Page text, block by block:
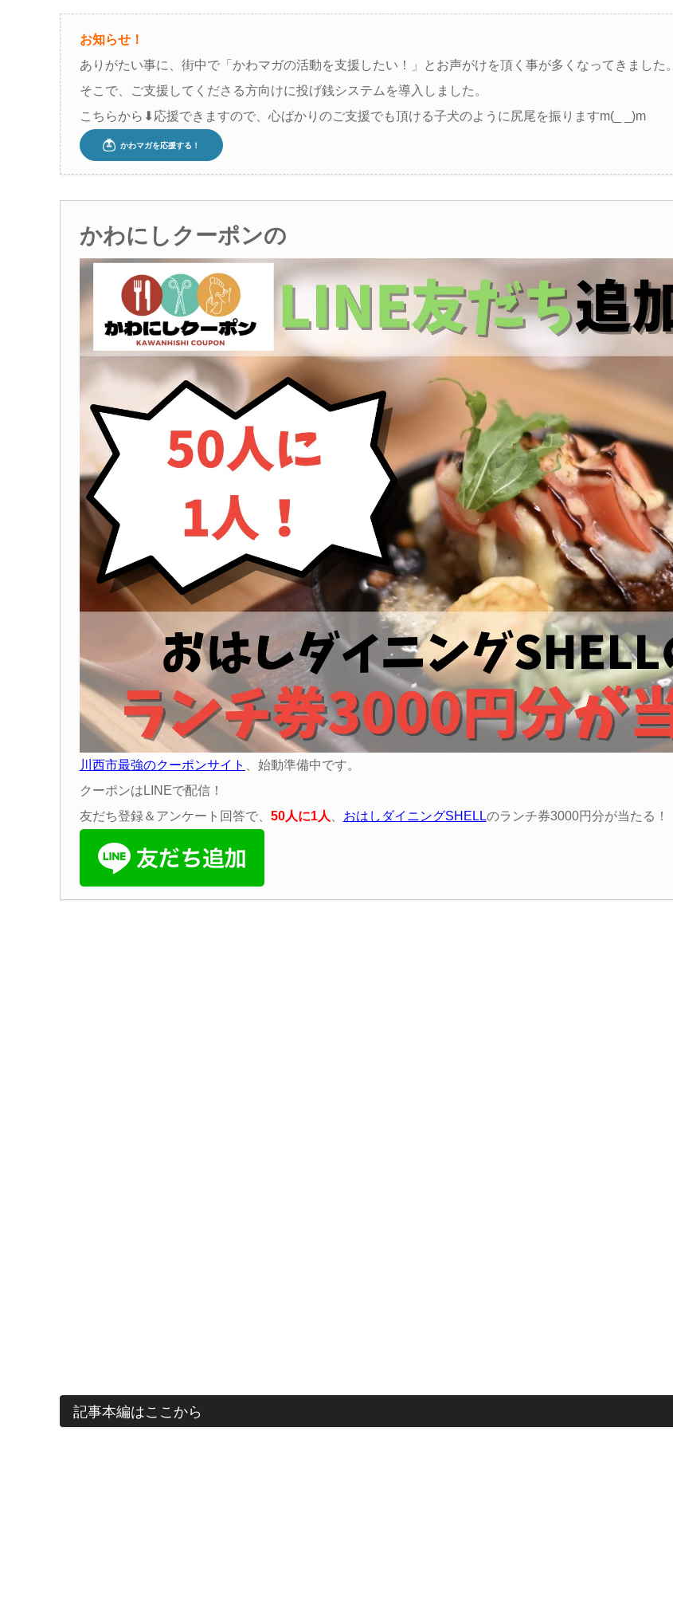
お知らせ！
ありがたい事に、街中で「かわマガの活動を支援したい！」とお声がけを頂く事が多くなってきました。
そこで、ご支援してくださる方向けに投げ銭システムを導入しました。
こちらから⬇︎応援できますので、心ばかりのご支援でも頂ける子犬のように尻尾を振りますm(_ _)m
かわにしクーポンの
川西市最強のクーポンサイト
、始動準備中です。
クーポンはLINEで配信！
友だち登録＆アンケート回答で、 50人に1人 おはしダイニングSHELLのランチ券3000円分が当たる！
記事本編はここから